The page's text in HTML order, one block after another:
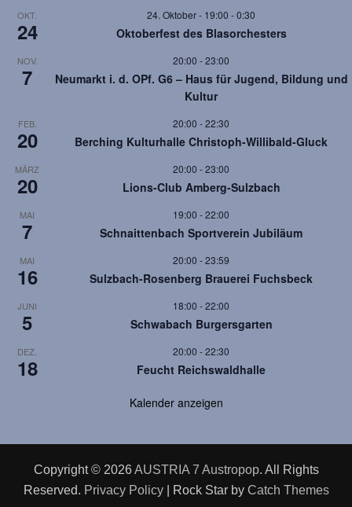
t
u
n
-
a
v
i
g
a
t
i
o
OKT.
24
24. Oktober - 19:00 -0:30
Oktoberfest des Blasorchesters
NOV.
7
20:00 -23:00
Neumarkt i. d. OPf. G6 – Haus für Jugend, Bildung und
Kultur
FEB.
20
20:00 -22:30
Berching Kulturhalle Christoph-Willibald-Gluck
MÄRZ
20
20:00 -23:00
Lions-Club Amberg-Sulzbach
MAI
7
19:00 -22:00
Schnaittenbach Sportverein Jubiläum
MAI
16
20:00 -23:59
Sulzbach-Rosenberg Brauerei Fuchsbeck
JUNI
5
18:00 -22:00
Schwabach Burgersgarten
DEZ.
18
20:00 -22:30
Feucht Reichswaldhalle
Kalender anzeigen
Copyright © 2026AUSTRIA 7 Austropop. All Rights
Reserved. Privacy Policy| Rock Star by Catch Themes